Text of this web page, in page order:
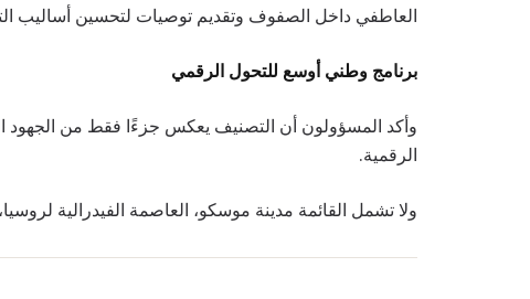
العاطفي داخل الصفوف وتقديم توصيات لتحسين أساليب
برنامج وطني أوسع للتحول الرقمي
وأكد المسؤولون أن التصنيف يعكس جزءًا فقط من الجهود
الرقمية.
ولا تشمل القائمة مدينة موسكو، العاصمة الفيدرالية